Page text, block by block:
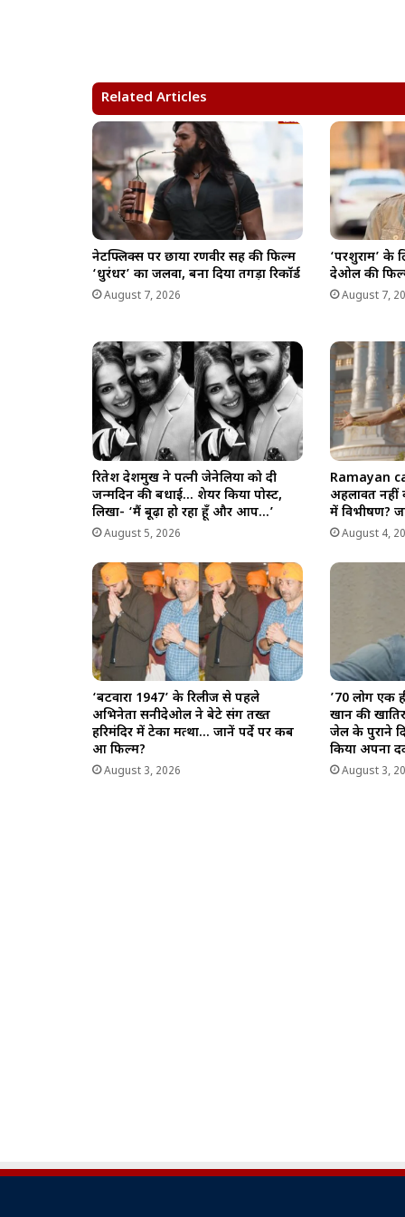
A
p
p
o
o
k
r
a
m
i
Related Articles
नेटफ्लिक्स पर छाया रणवीर सिंह की फिल्म
‘धुरंधर’ का जलवा, बना दिया तगड़ा रिकॉर्ड
August 7, 2026
‘परशुराम’ के
देओल की
August 7,
रितेश देशमुख ने पत्नी जेनेलिया को दी
जन्मदिन की बधाई… शेयर किया पोस्ट,
लिखा- ‘मैं बूढ़ा हो रहा हूँ और आप…’
August 5, 2026
Ramayan
अहलावत नहीं
में विभीषण?
August 4,
‘बटवारा 1947’ के रिलीज से पहले
अभिनेता सनीदेओल ने बेटे संग तख्त
हरिमंदिर में टेका मत्था… जानें पर्दे पर कब
आ फिल्म?
August 3, 2026
’70 लोग एक
खान की
जेल के पुराने
किया अपना
August 3,